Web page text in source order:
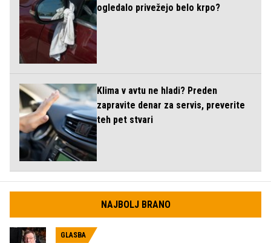
ogledalo privežejo belo krpo?
Klima v avtu ne hladi? Preden
zapravite denar za servis, preverite
teh pet stvari
NAJBOLJ BRANO
GLASBA